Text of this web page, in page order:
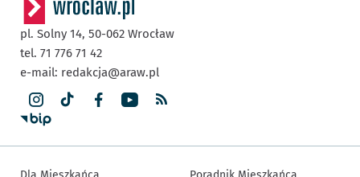
pl. Solny 14, 50-062 Wrocław
tel. 71 776 71 42
e-mail: redakcja@araw.pl